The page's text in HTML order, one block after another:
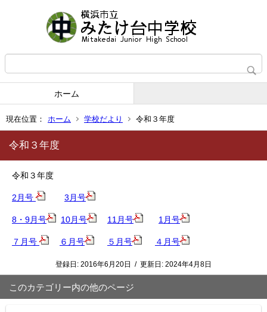
ホーム
現在位置： ホーム 学校だより 令和３年度
令和３年度
令和３年度
2月号 3月号
8・9月号 10月号 11月号 1月号
７月号 ６月号 ５月号 ４月号
登録日: 2016年6月20日 / 更新日: 2024年4月8日
このカテゴリー内の他のページ